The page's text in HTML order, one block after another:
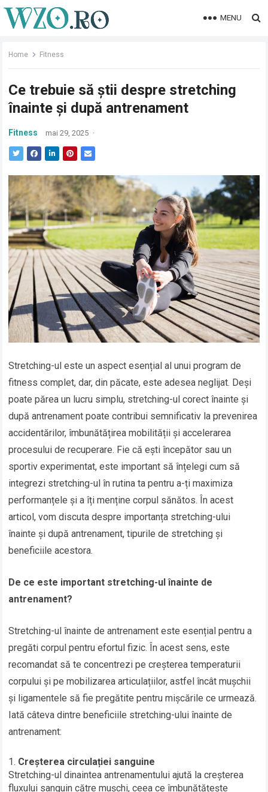
MENU
Home Fitness
Ce trebuie să știi despre stretching
înainte și după antrenament
Fitness mai 29, 2025 ·
Stretching-ul este un aspect esențial al unui program de
fitness complet, dar, din păcate, este adesea neglijat. Deși
poate părea un lucru simplu, stretching-ul corect înainte și
după antrenament poate contribui semnificativ la prevenirea
accidentărilor, îmbunătățirea mobilității și accelerarea
procesului de recuperare. Fie că ești începător sau un
sportiv experimentat, este important să înțelegi cum să
integrezi stretching-ul în rutina ta pentru a-ți maximiza
performanțele și a îți menține corpul sănătos. În acest
articol, vom discuta despre importanța stretching-ului
înainte și după antrenament, tipurile de stretching și
beneficiile acestora.
De ce este important stretching-ul înainte de
antrenament?
Stretching-ul înainte de antrenament este esențial pentru a
pregăti corpul pentru efortul fizic. În acest sens, este
recomandat să te concentrezi pe creșterea temperaturii
corpului și pe mobilizarea articulațiilor, astfel încât mușchii
și ligamentele să fie pregătite pentru mișcările ce urmează.
Iată câteva dintre beneficiile stretching-ului înainte de
antrenament:
Creșterea circulației sanguine
Stretching-ul dinaintea antrenamentului ajută la creșterea
fluxului sanguin către mușchi, ceea ce îmbunătățește